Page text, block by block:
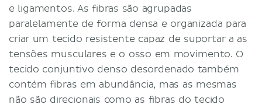
e ligamentos. As fibras são agrupadas
paralelamente de forma densa e organizada para
criar um tecido resistente capaz de suportar a as
tensões musculares e o osso em movimento. O
tecido conjuntivo denso desordenado também
contém fibras em abundância, mas as mesmas
não são direcionais como as fibras do tecido